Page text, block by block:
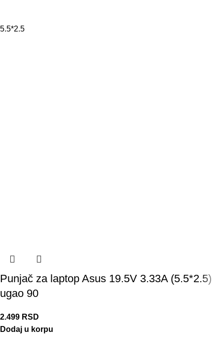
5.5*2.5
Punjač za laptop Asus 19.5V 3.33A (5.5*2.5)
ugao 90
2.499 RSD
Dodaj u korpu